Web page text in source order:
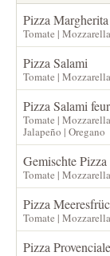
Pizza Margherita
Tomate |
Pizza Salami
Tomate |
Pizza Salami
Tomate |
Jalapeño | Oregano
Gemischte Pizza
Tomate |
Pizza
Tomate |
Pizza Provenciale